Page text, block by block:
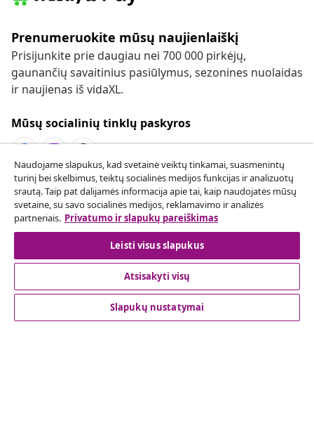
Prenumeruokite mūsų naujienlaiškį
Prisijunkite prie daugiau nei 700 000 pirkėjų,
gaunančių savaitinius pasiūlymus, sezonines nuolaidas
ir naujienas iš vidaXL.
Mūsų socialinių tinklų paskyros
Sutarties atsisakymas
Pateikite prašymą atsisakyti užsakymo.
Sutarties atsisakymas
Klientų aptarnavimas
Naudojame slapukus, kad svetainė veiktų tinkamai, suasmenintų
turinį bei skelbimus, teiktų socialinės medijos funkcijas ir analizuotų
srautą. Taip pat dalijamės informacija apie tai, kaip naudojatės mūsų
svetaine, su savo socialinės medijos, reklamavimo ir analizės
partneriais. Privatumo ir slapukų pareiškimas
Leisti visus slapukus
Atsisakyti visų
Slapukų nustatymai